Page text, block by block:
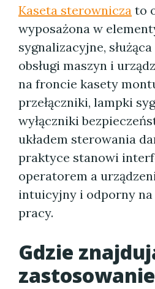
Kaseta sterownicza to
wyposażona w
sygnalizacyjne,
obsługi maszyn i
na froncie kasety
przełączniki, lampki
wyłączniki
układem sterowania
praktyce stanowi
operatorem a
intuicyjny i odporny
pracy.
Gdzie